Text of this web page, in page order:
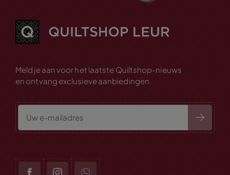
Meld je aan voor het laatste Quiltshop-nieuws
en ontvang exclusieve aanbiedingen.